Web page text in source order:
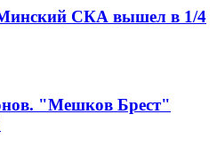
СКА вышел в 1/4
"Мешков Брест"